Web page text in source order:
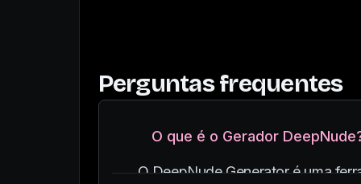
Perguntas frequentes
O que é o Gerador
O DeepNude Generator é uma